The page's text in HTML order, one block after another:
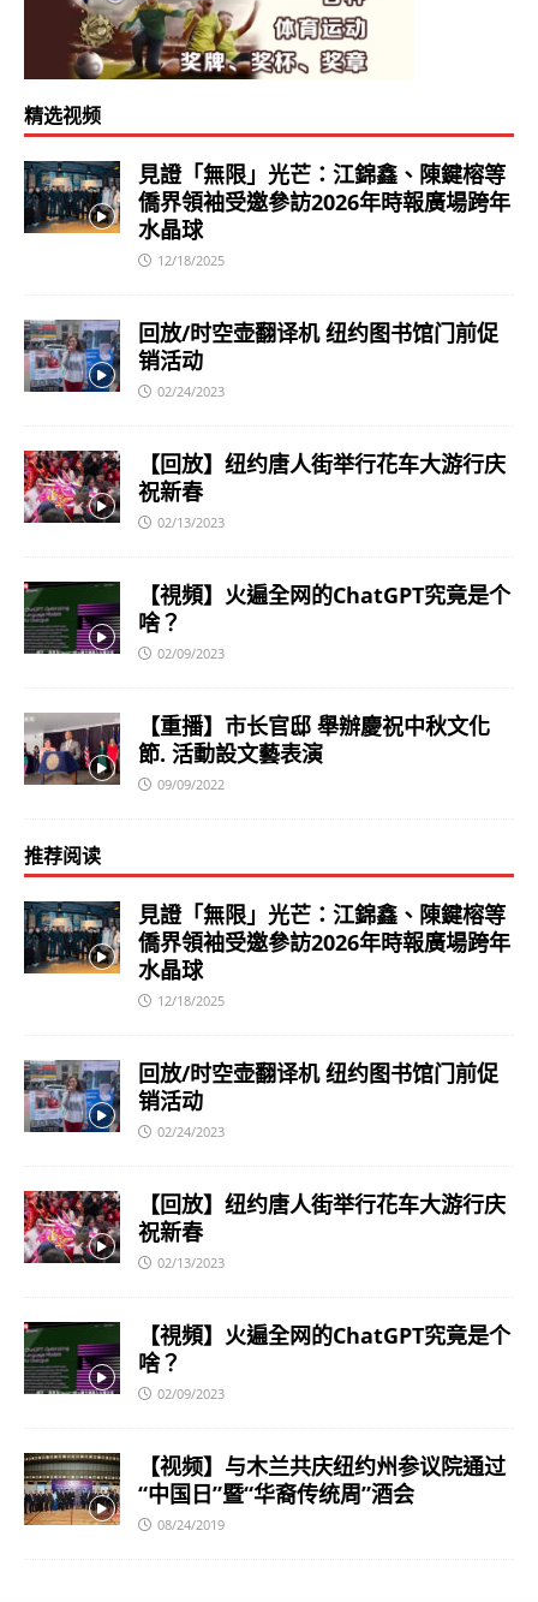
精选视频
見證「無限」光芒：江錦鑫、陳鍵榕等
僑界領袖受邀參訪2026年時報廣場跨年
水晶球
12/18/2025
回放/时空壶翻译机 纽约图书馆门前促
销活动
02/24/2023
【回放】纽约唐人街举行花车大游行庆
祝新春
02/13/2023
【視頻】火遍全网的ChatGPT究竟是个
啥？
02/09/2023
【重播】市长官邸 舉辦慶祝中秋文化
節. 活動設文藝表演
09/09/2022
推荐阅读
見證「無限」光芒：江錦鑫、陳鍵榕等
僑界領袖受邀參訪2026年時報廣場跨年
水晶球
12/18/2025
回放/时空壶翻译机 纽约图书馆门前促
销活动
02/24/2023
【回放】纽约唐人街举行花车大游行庆
祝新春
02/13/2023
【視頻】火遍全网的ChatGPT究竟是个
啥？
02/09/2023
【视频】与木兰共庆纽约州参议院通过
“中国日”暨“华裔传统周”酒会
08/24/2019